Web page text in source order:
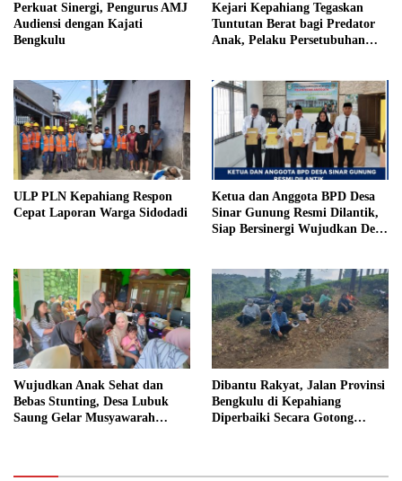
Perkuat Sinergi, Pengurus AMJ
Audiensi dengan Kajati
Bengkulu
Kejari Kepahiang Tegaskan
Tuntutan Berat bagi Predator
Anak, Pelaku Persetubuhan
Penjara
ULP PLN Kepahiang Respon
Cepat Laporan Warga Sidodadi
Ketua dan Anggota BPD Desa
Sinar Gunung Resmi Dilantik,
Siap Bersinergi Wujudkan Desa
Wujudkan Anak Sehat dan
Bebas Stunting, Desa Lubuk
Saung Gelar Musyawarah
Dibantu Rakyat, Jalan Provinsi
Bengkulu di Kepahiang
Diperbaiki Secara Gotong